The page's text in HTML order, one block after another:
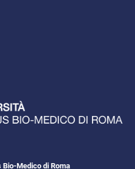
Medico di Roma